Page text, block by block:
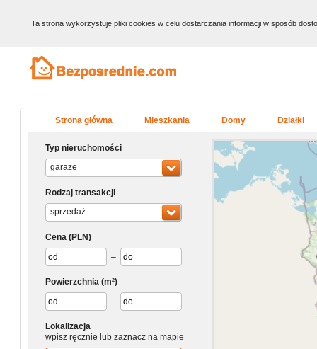
Ta strona wykorzystuje pliki cookies w celu dostarczania informacji w sposób
Strona główna Mieszkania Domy Działki
Typ nieruchomości
garaże
Rodzaj transakcji
sprzedaż
Cena (PLN)
–
Powierzchnia (m²)
–
Lokalizacja
wpisz ręcznie lub zaznacz na mapie